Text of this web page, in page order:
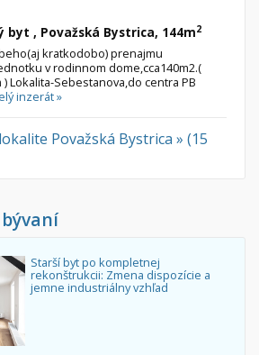
byt , Považská Bystrica, 144m2
kratkodobo) prenajmu
v rodinnom dome,cca140m2.(
Lokalita-Sebestanova,do centra PB
inzerát »
Považská Bystrica » (15
Starší byt po kompletnej
rekonštrukcii: Zmena dispozície a
jemne industriálny vzhľad